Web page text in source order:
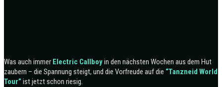
Was auch immer Electric Callboyin den nächsten Wochen aus dem Hut
zaubern – die Spannung steigt, und die Vorfreude auf die “Tanzneid World
Tour” ist jetzt schon riesig.